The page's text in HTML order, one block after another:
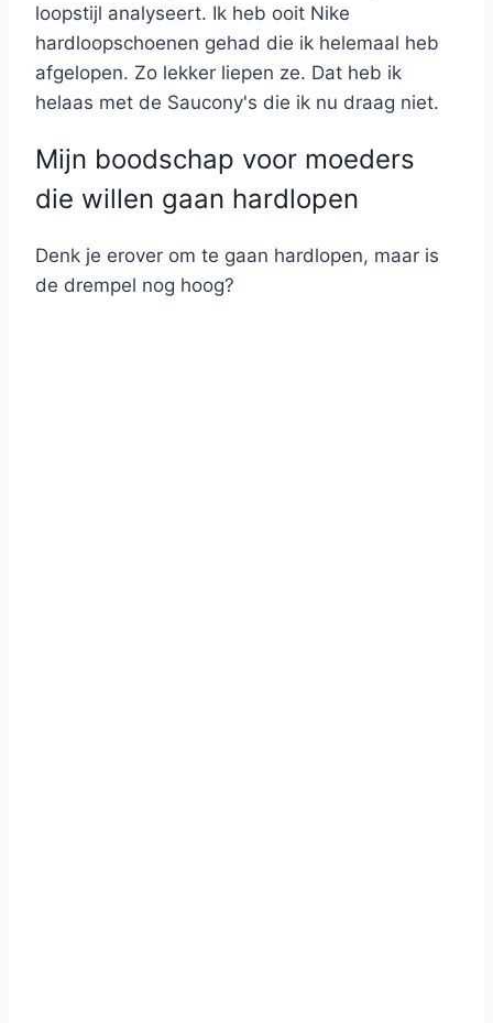
loopstijl analyseert. Ik heb ooit Nike
hardloopschoenen gehad die ik helemaal heb
afgelopen. Zo lekker liepen ze. Dat heb ik
helaas met de Saucony's die ik nu draag niet.
Mijn boodschap voor moeders
die willen gaan hardlopen
Denk je erover om te gaan hardlopen, maar is
de drempel nog hoog?